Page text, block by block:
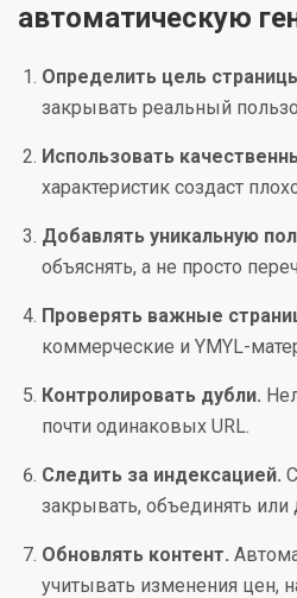
автоматическую
Определить цель
закрывать реальный
Использовать
характеристик создаст
Добавлять уникальную
объяснять, а не просто
Проверять важные
коммерческие и YMYL-
Контролировать дубли.
почти одинаковых URL.
Следить за индексацией.
закрывать, объединять или
Обновлять контент.
учитывать изменения цен,